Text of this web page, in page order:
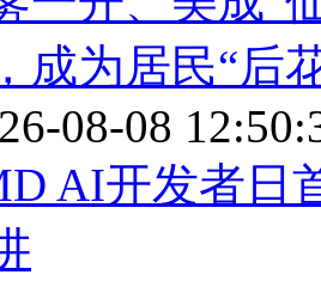
成为居民“后
08-08
AI开发者日